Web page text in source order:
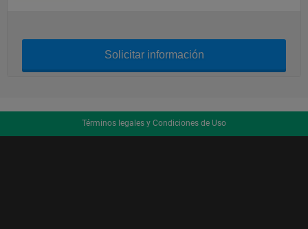
Solicitar información
Términos legales y Condiciones de Uso